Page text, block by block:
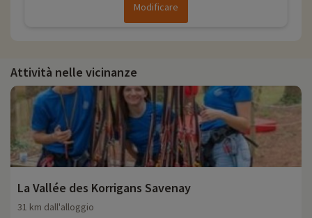
Modificare
Attività nelle vicinanze
La Vallée des Korrigans Savenay
31 km dall'alloggio